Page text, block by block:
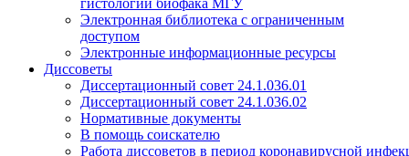
гистологии биофака МГУ
Электронная библиотека с ограниченным
доступом
Электронные информационные ресурсы
Диссоветы
Диссертационный совет 24.1.036.01
Диссертационный совет 24.1.036.02
Нормативные документы
В помощь соискателю
Работа диссоветов в период коронавирусной